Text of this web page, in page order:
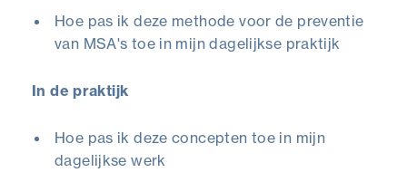
Hoe pas ik deze methode voor de preventie
van MSA's toe in mijn dagelijkse praktijk
In de praktijk
Hoe pas ik deze concepten toe in mijn
dagelijkse werk